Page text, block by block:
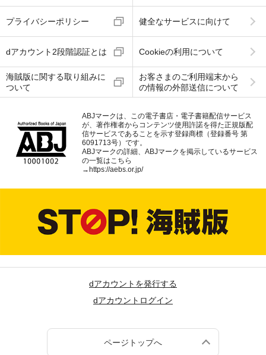
プライバシーポリシー 健全なサービスに向けて
dアカウント2段階認証とは Cookieの利用について
海賊版に関する取り組みに
ついて
お客さまのご利用端末から
の情報の外部送信について
ABJマークは、この電子書店・電子書籍配信サービス
が、著作権者からコンテンツ使用許諾を得た正規版配
信サービスであることを示す登録商標（登録番号 第
6091713号）です。
ABJマークの詳細、ABJマークを掲示しているサービス
の一覧はこちら
→https://aebs.or.jp/
dアカウントを発行する
dアカウントログイン
ページトップへ